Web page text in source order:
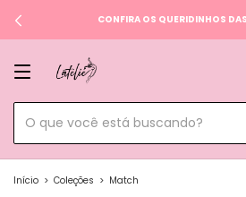
CONFIRA OS QUERIDINHOS
Início > Coleções > Match